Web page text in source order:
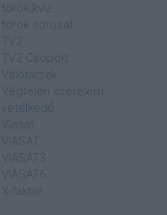
török kvíz
török sorozat
TV2
TV2 Csoport
Válótársak
Végtelen szerelem
vetélkedő
Viasat
VIASAT
VIASAT3
VIASAT6
X-faktor